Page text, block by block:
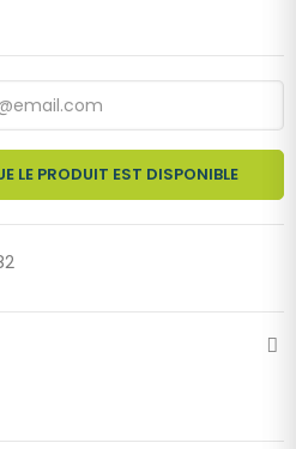
LE PRODUIT EST DISPONIBLE